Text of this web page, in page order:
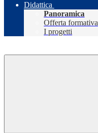
Didattica
Panoramica
Offerta formativa
I progetti